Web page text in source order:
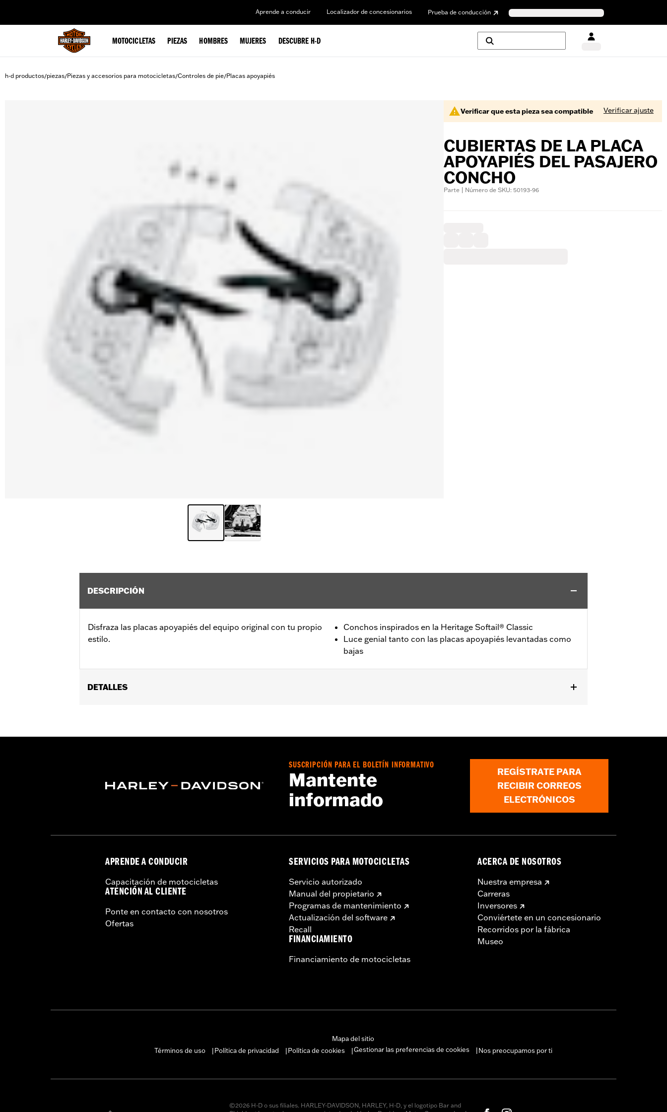
Aprende a conducir Localizador de concesionarios Prueba de conducción
MOTOCICLETAS PIEZAS HOMBRES MUJERES DESCUBRE H-D
h-d productos/piezas/Piezas y accesorios para motocicletas/Controles de pie/Placas apoyapiés
Verificar que esta pieza sea compatible Verificar ajuste
CUBIERTAS DE LA PLACA
APOYAPIÉS DEL PASAJERO
CONCHO
Parte | Número de SKU: 50193-96
DESCRIPCIÓN
Disfraza las placas apoyapiés del equipo original con tu propio
estilo.
Conchos inspirados en la Heritage Softail® Classic
Luce genial tanto con las placas apoyapiés levantadas como
bajas
DETALLES
Installation Instructions
www.h-d.com/warranty para más información
SUSCRIPCIÓN PARA EL BOLETÍN INFORMATIVO
Mantente
informado
REGÍSTRATE PARA
RECIBIR CORREOS
ELECTRÓNICOS
APRENDE A CONDUCIR
Capacitación de motocicletas
ATENCIÓN AL CLIENTE
Ponte en contacto con nosotros
Ofertas
SERVICIOS PARA MOTOCICLETAS
Servicio autorizado
Manual del propietario
Programas de mantenimiento
Actualización del software
Recall
FINANCIAMIENTO
Financiamiento de motocicletas
ACERCA DE NOSOTROS
Nuestra empresa
Carreras
Inversores
Conviértete en un concesionario
Recorridos por la fábrica
Museo
Mapa del sitio
Términos de uso
Política de privacidad Política de cookies Gestionar las preferencias de cookies Nos preocupamos por ti
©2026 H-D o sus filiales. HARLEY-DAVIDSON, HARLEY, H-D, y el logotipo Bar and